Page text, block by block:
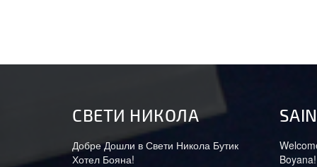
СВEТИ НИКОЛА
Добре Дошли в Свети Никола Бутик
Хотел Бояна!
Boyana!